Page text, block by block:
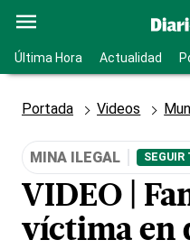
Última Hora Actualidad
Portada Videos
MINA ILEGAL SEGUIR
VIDEO |
víctima en